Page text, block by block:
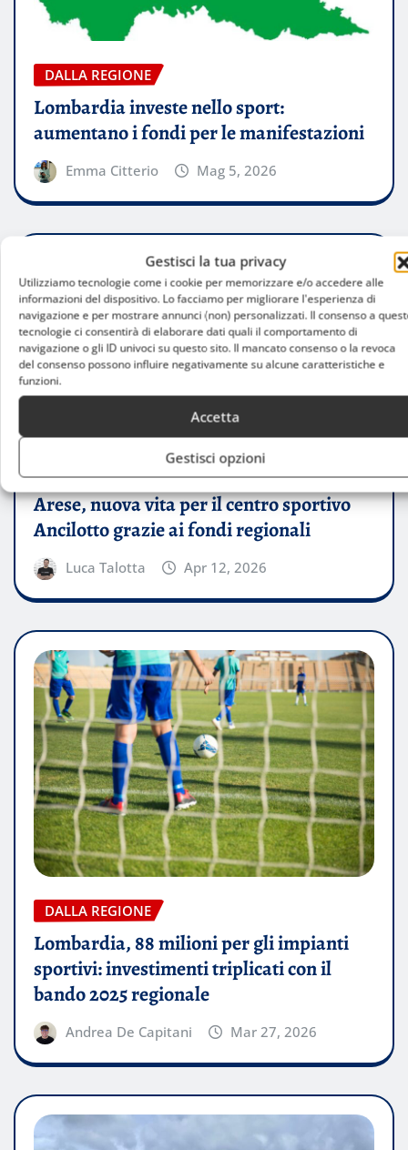
Gestisci la tua privacy
Utilizziamo tecnologie come i cookie per memorizzare e/o accedere alle
informazioni del dispositivo. Lo facciamo per migliorare l'esperienza di
navigazione e per mostrare annunci (non) personalizzati. Il consenso a
tecnologie ci consentirà di elaborare dati quali il comportamento di
navigazione o gli ID univoci su questo sito. Il mancato consenso o la revoca
del consenso possono influire negativamente su alcune caratteristiche e
funzioni.
Accetta
Gestisci opzioni
DALLA REGIONE
Lombardia investe nello sport:
aumentano i fondi per le manifestazioni
Emma Citterio Mag 5, 2026
Arese, nuova vita per il centro sportivo
Ancilotto grazie ai fondi regionali
Luca Talotta Apr 12, 2026
DALLA REGIONE
Lombardia, 88 milioni per gli impianti
sportivi: investimenti triplicati con il
bando 2025 regionale
Andrea De Capitani Mar 27, 2026